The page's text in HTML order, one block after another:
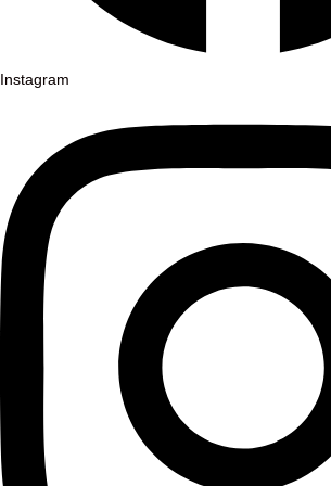
Instagram